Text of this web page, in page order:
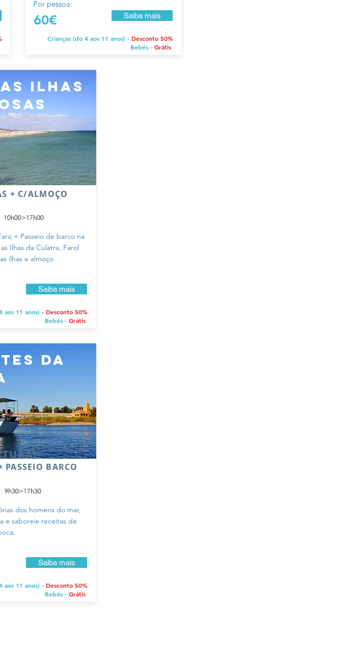
Por pessoa:
60€ Saiba mais
Crianças (do 4 aos 11 anos) - Desconto 50%
Bebés - Grátis
+ C/ALMOÇO
ilhas
10h00>17h00
+ Passeio de barco na
Ilhas da Culatra, Farol
ilhas e almoço.
Saiba mais
aos 11 anos) - Desconto 50%
Bebés - Grátis
BARCO
da
9h30>17h30
dos homens do mar,
e saboreie receitas de
Saiba mais
aos 11 anos) - Desconto 50%
Bebés - Grátis